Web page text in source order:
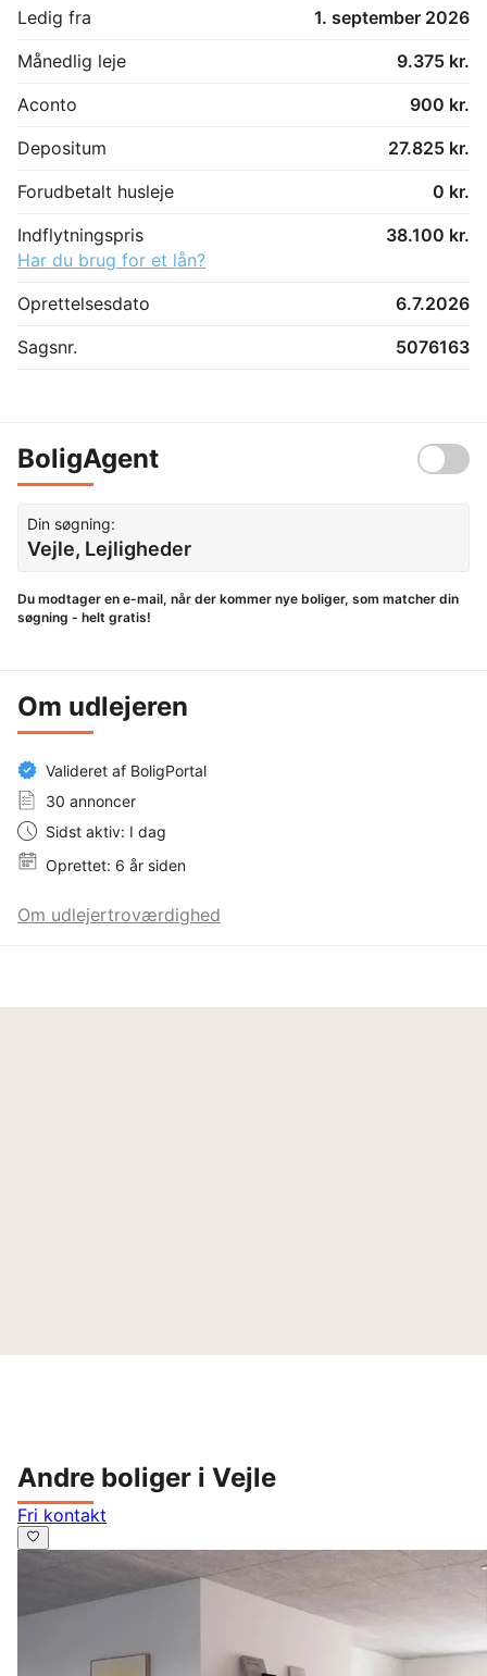
Ledig fra
1. september 2026
Månedlig leje
9.375 kr.
Aconto
900 kr.
Depositum
27.825 kr.
Forudbetalt husleje
0 kr.
Indflytningspris
38.100 kr.
Har du brug for et lån?
Oprettelsesdato
6.7.2026
Sagsnr.
5076163
BoligAgent
Din søgning:
Vejle, Lejligheder
Du modtager en e-mail, når der kommer nye boliger, som matcher din
søgning - helt gratis!
Om udlejeren
Valideret af BoligPortal
30 annoncer
Sidst aktiv: I dag
Oprettet: 6 år siden
Om udlejertroværdighed
Andre boliger i Vejle
Fri kontakt